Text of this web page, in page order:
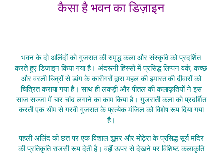
कैसा है भवन का डिज़ाइन
भवन के दो अलिंदों को गुजरात की समृद्ध कला और संस्कृति को प्रदर्शित
करते हुए डिजाइन किया गया है। अंदरूनी हिस्सों में प्रसिद्ध लिप्पन वर्क, कच्छ
और वरली चित्रों से डांग के कारीगरों द्वारा महल की इमारत की दीवारों को
चित्रित कराया गया है। साथ ही लकड़ी और पीतल की कलाकृतियों ने इस
साज सज्जा में चार चांद लगाने का काम किया है। गुजराती कला को प्रदर्शित
करती एक थीम से गरवी गुजरात के प्रत्येक मंजिल को विशेष रूप दिया गया
है।
पहली अलिंद की छत पर एक विशाल झूमर और मोढ़ेरा के प्रसिद्ध सूर्य मंदिर
की प्रतिकृति राजसी रूप देती है। वहीं ऊपर से देखने पर विशिष्ट कलाकृति